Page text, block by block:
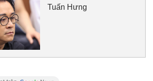
Tuấn Hưng